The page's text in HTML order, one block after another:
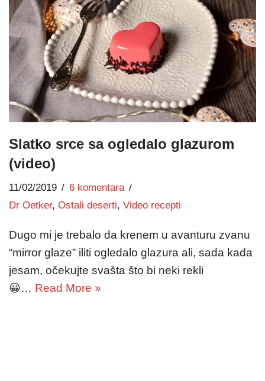
Slatko srce sa ogledalo glazurom
(video)
11/02/2019
6 komentara
Dr Oetker, Ostali deserti, Video recepti
Dugo mi je trebalo da krenem u avanturu zvanu
“mirror glaze” iliti ogledalo glazura ali, sada kada
jesam, očekujte svašta što bi neki rekli
😀… Read More »